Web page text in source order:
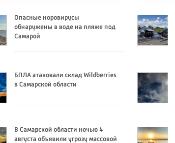
Опасные норовирусы
обнаружены в воде на пляже под
Самарой
БПЛА атаковали склад Wildberries
в Самарской области
В Самарской области ночью 4
августа объявили угрозу массовой